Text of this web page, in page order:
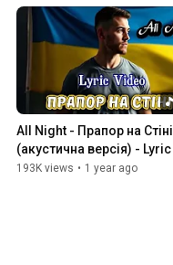
All Night - Прапор на Стіні
(акустична версія) - Lyric
Video
193K views • 1 year ago